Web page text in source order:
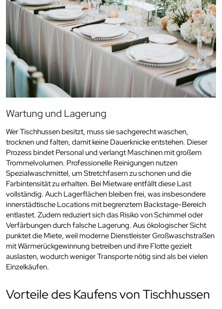
Wartung und Lagerung
Wer Tischhussen besitzt, muss sie sachgerecht waschen,
trocknen und falten, damit keine Dauerknicke entstehen. Dieser
Prozess bindet Personal und verlangt Maschinen mit großem
Trommelvolumen. Professionelle Reinigungen nutzen
Spezialwaschmittel, um Stretchfasern zu schonen und die
Farbintensität zu erhalten. Bei Mietware entfällt diese Last
vollständig. Auch Lagerflächen bleiben frei, was insbesondere
innerstädtische Locations mit begrenztem Backstage-Bereich
entlastet. Zudem reduziert sich das Risiko von Schimmel oder
Verfärbungen durch falsche Lagerung. Aus ökologischer Sicht
punktet die Miete, weil moderne Dienstleister Großwaschstraßen
mit Wärmerückgewinnung betreiben und ihre Flotte gezielt
auslasten, wodurch weniger Transporte nötig sind als bei vielen
Einzelkäufen.
Vorteile des Kaufens von Tischhussen